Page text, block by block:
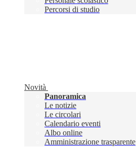
Percorsi di studio
Novità
Panoramica
Le notizie
Le circolari
Calendario eventi
Albo online
Amministrazione trasparente